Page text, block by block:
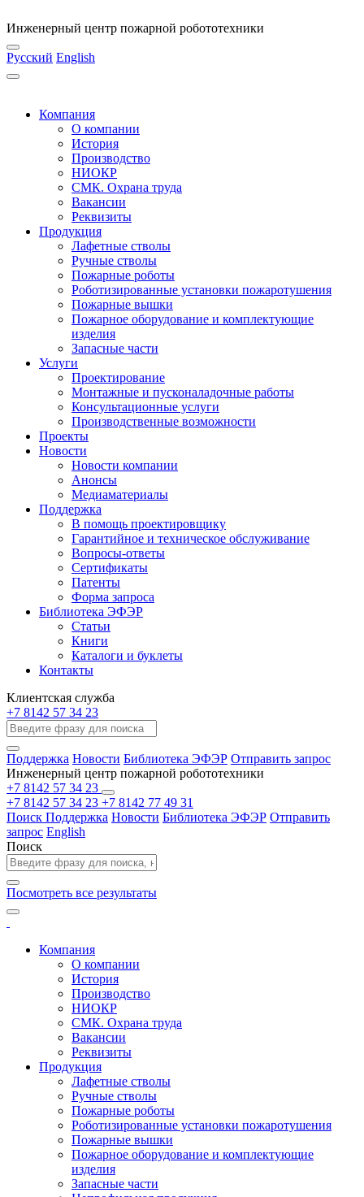
Инженерный центр пожарной робототехники
Русский English
Компания
О компании
История
Производство
НИОКР
СМК. Охрана труда
Вакансии
Реквизиты
Продукция
Лафетные стволы
Ручные стволы
Пожарные роботы
Роботизированные установки пожаротушения
Пожарные вышки
Пожарное оборудование и комплектующие
изделия
Запасные части
Услуги
Проектирование
Монтажные и пусконаладочные работы
Консультационные услуги
Производственные возможности
Проекты
Новости
Новости компании
Анонсы
Медиаматериалы
Поддержка
В помощь проектировщику
Гарантийное и техническое обслуживание
Вопросы-ответы
Сертификаты
Патенты
Форма запроса
Библиотека ЭФЭР
Статьи
Книги
Каталоги и буклеты
Контакты
Клиентская служба
+7 8142 57 34 23
Поддержка Новости Библиотека ЭФЭР Отправить запрос
Инженерный центр пожарной робототехники
+7 8142 57 34 23
+7 8142 57 34 23 +7 8142 77 49 31
Поиск Поддержка Новости Библиотека ЭФЭР Отправить
запрос English
Поиск
Посмотреть все результаты
Компания
О компании
История
Производство
НИОКР
СМК. Охрана труда
Вакансии
Реквизиты
Продукция
Лафетные стволы
Ручные стволы
Пожарные роботы
Роботизированные установки пожаротушения
Пожарные вышки
Пожарное оборудование и комплектующие
изделия
Запасные части